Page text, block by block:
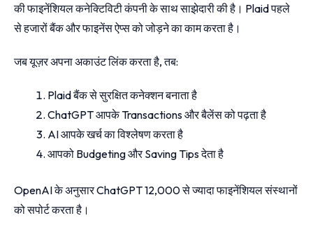
की फाइनेंशियल कनेक्टिविटी कंपनी के साथ साझेदारी की है। Plaid पहले
से हजारों बैंक और फाइनेंस ऐप्स को जोड़ने का काम करता है।
जब यूज़र अपना अकाउंट लिंक करता है, तब:
Plaid बैंक से सुरक्षित कनेक्शन बनाता है
ChatGPT आपके Transactions और बैलेंस को पढ़ता है
AI आपके खर्च का विश्लेषण करता है
आपको Budgeting और Saving Tips देता है
OpenAI के अनुसार ChatGPT 12,000 से ज्यादा फाइनेंशियल संस्थानों
को सपोर्ट करता है।